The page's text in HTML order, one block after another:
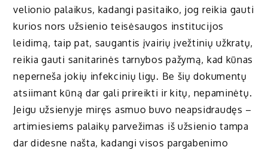
velionio palaikus, kadangi pasitaiko, jog reikia gauti
kurios nors užsienio teisėsaugos institucijos
leidimą, taip pat, saugantis įvairių įvežtinių užkratų,
reikia gauti sanitarinės tarnybos pažymą, kad kūnas
neperneša jokių infekcinių ligų. Be šių dokumentų
atsiimant kūną dar gali prireikti ir kitų, nepaminėtų.
Jeigu užsienyje miręs asmuo buvo neapsidraudęs –
artimiesiems palaikų parvežimas iš užsienio tampa
dar didesne našta, kadangi visos pargabenimo